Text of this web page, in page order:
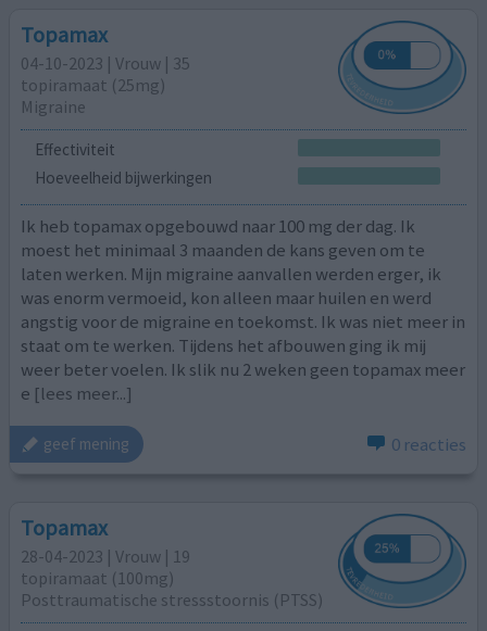
Topamax
04-10-2023 | Vrouw | 35
topiramaat (25mg)
Migraine
Effectiviteit
Hoeveelheid bijwerkingen
Ik heb topamax opgebouwd naar 100 mg der dag. Ik
moest het minimaal 3 maanden de kans geven om te
laten werken. Mijn migraine aanvallen werden erger, ik
was enorm vermoeid, kon alleen maar huilen en werd
angstig voor de migraine en toekomst. Ik was niet meer in
staat om te werken. Tijdens het afbouwen ging ik mij
weer beter voelen. Ik slik nu 2 weken geen topamax meer
e [lees meer...]
geef mening 0 reacties
Topamax
28-04-2023 | Vrouw | 19
topiramaat (100mg)
Posttraumatische stressstoornis (PTSS)